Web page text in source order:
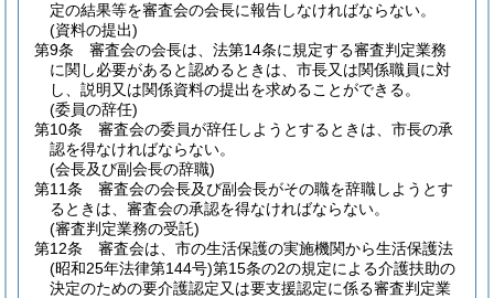
定の結果等を審査会の会長に報告しなければならない。
(資料の提出)
第9条
審査会の会長は、法第14条に規定する審査判定業務
に関し必要があると認めるときは、市長又は関係職員に対
し、説明又は関係資料の提出を求めることができる。
(委員の辞任)
第10条
審査会の委員が辞任しようとするときは、市長の承
認を得なければならない。
(会長及び副会長の辞職)
第11条
審査会の会長及び副会長がその職を辞職しようとす
るときは、審査会の承認を得なければならない。
(審査判定業務の受託)
第12条
審査会は、市の生活保護の実施機関から生活保護法
(昭和25年法律第144号)第15条の2の規定による介護扶助の
決定のための要介護認定又は要支援認定に係る審査判定業